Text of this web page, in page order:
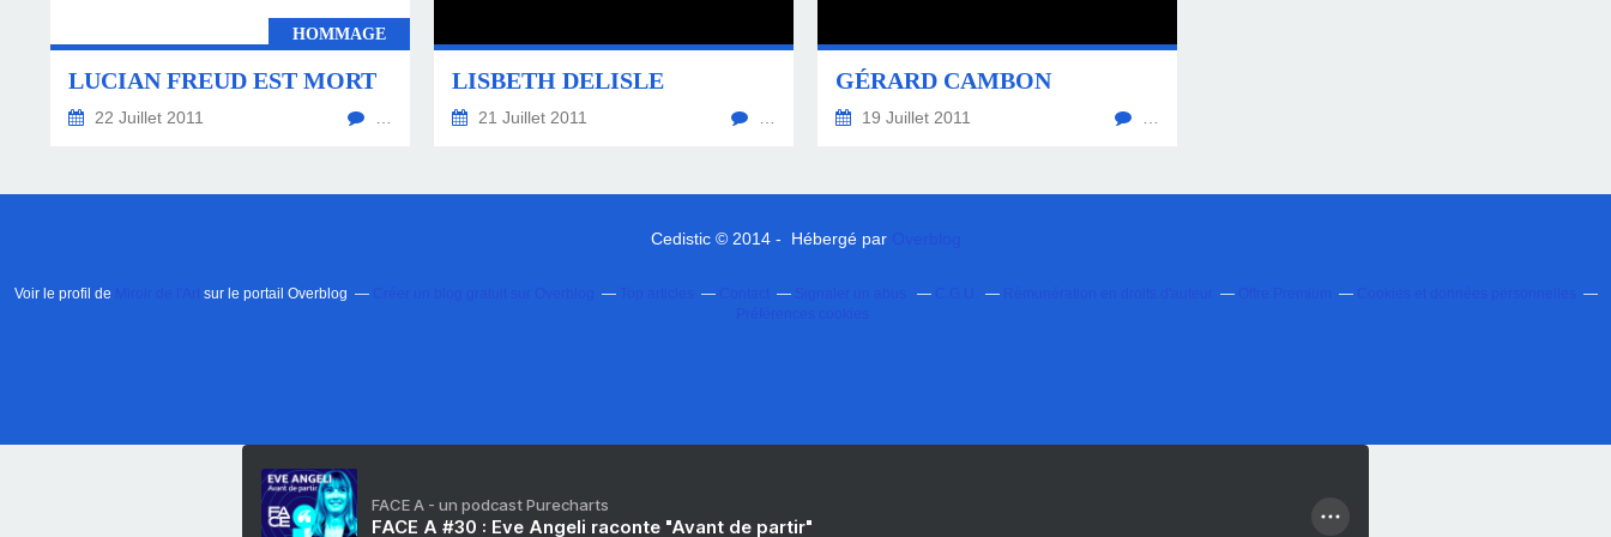
HOMMAGE
LUCIAN FREUD EST MORT
22 Juillet 2011
LISBETH DELISLE
21 Juillet 2011
GÉRARD CAMBON
19 Juillet 2011
Cedistic © 2014 - Hébergé par
Voir le profil de sur le portail Overblog
FACE A - un podcast Purecharts
FACE A #30 : Eve Angeli raconte "Avant de partir"